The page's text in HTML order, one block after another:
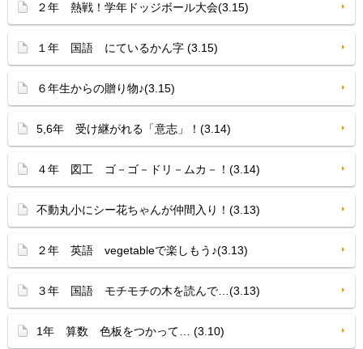
２年 熱戦！学年ドッジボール大会(3.15)
１年 国語 にているかん字 (3.15)
６年生からの贈り物♪(3.15)
5,6年 受け継がれる「意志」！(3.14)
４年 図工 ゴ－ゴ－ドリ－ムカ－！(3.14)
不動丸小にシー花ちゃんが仲間入り！(3.13)
２年 英語 vegetableで楽しもう♪(3.13)
３年 国語 モチモチの木を読んで…(3.13)
1年 算数 色板をつかって… (3.10)